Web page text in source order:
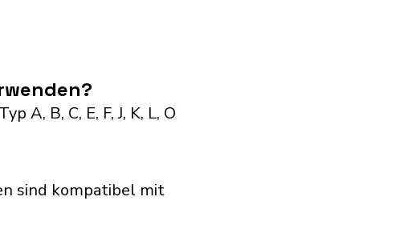
A, B, C, E, F, J, K, L, O
sind kompatibel mit